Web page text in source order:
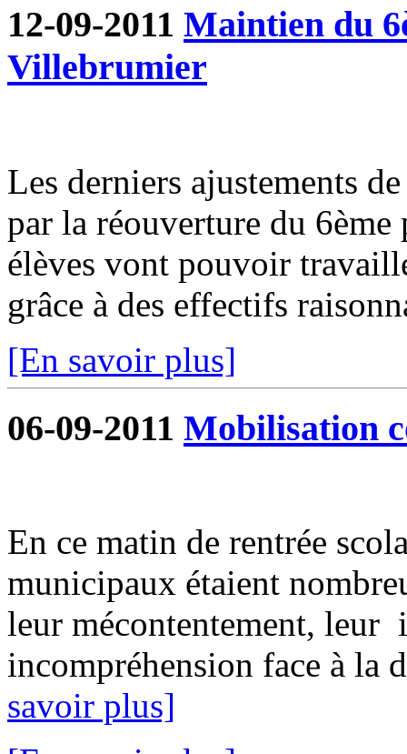
12-09-2011 Maintien du
Villebrumier
Les derniers ajustements
par la réouverture du 6ème
élèves vont pouvoir
grâce à des effectifs
[En savoir plus]
06-09-2011 Mobilisation
En ce matin de rentrée
municipaux étaient
leur mécontentement, leur
incompréhension face à la
savoir plus]